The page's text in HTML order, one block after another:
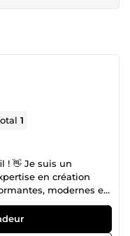
1
! 👋 Je suis un
en création
modernes et
je conçois
et adaptées à
: Applications